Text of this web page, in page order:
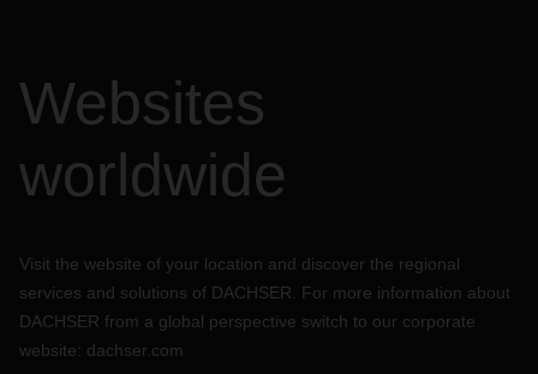
Websites
worldwide
Visit the website of your location and discover the regional
services and solutions of DACHSER. For more information about
DACHSER from a global perspective switch to our corporate
website: dachser.com